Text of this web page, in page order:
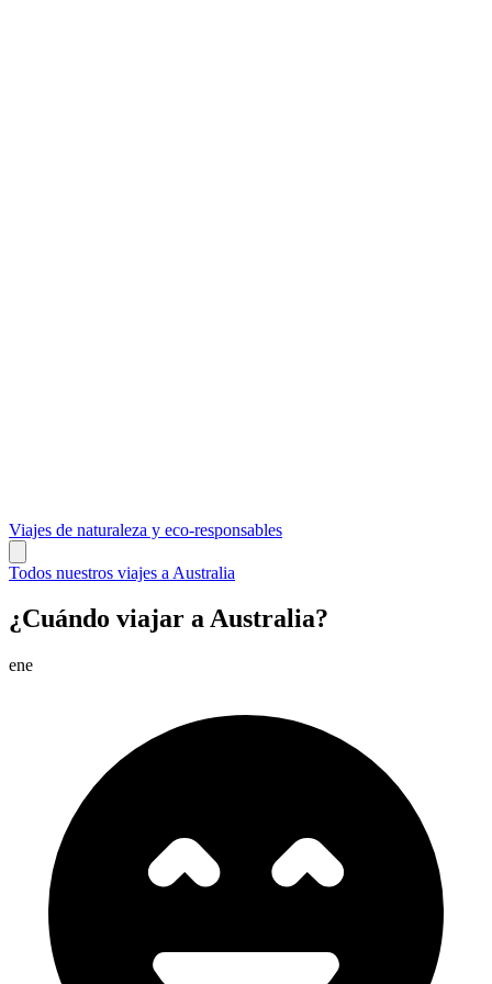
Viajes de naturaleza y eco-responsables
Todos nuestros viajes a Australia
¿Cuándo viajar a Australia?
ene